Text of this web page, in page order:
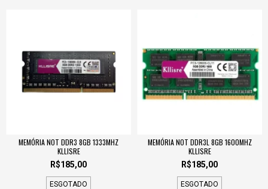
MEMÓRIA NOT DDR3 8GB 1333MHZ
KLLISRE
R$185,00
ESGOTADO
MEMÓRIA NOT DDR3L 8GB 1600MHZ
KLLISRE
R$185,00
ESGOTADO